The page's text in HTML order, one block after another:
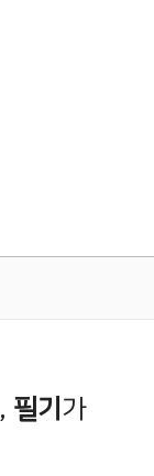
필기가